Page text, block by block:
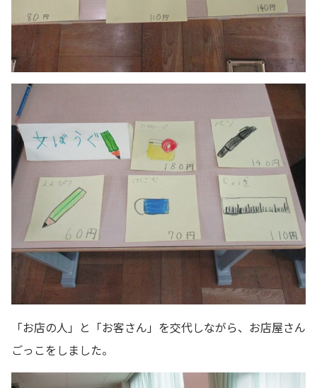
「お店の人」と「お客さん」を交代しながら、お店屋さん
ごっこをしました。